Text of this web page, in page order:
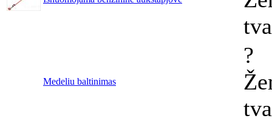
Medeliu baltinimas
?